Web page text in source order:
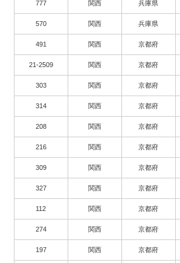
777 関西 兵庫県
570 関西 兵庫県
491 関西 京都府
21-2509 関西 京都府
303 関西 京都府
314 関西 京都府
208 関西 京都府
216 関西 京都府
309 関西 京都府
327 関西 京都府
112 関西 京都府
274 関西 京都府
197 関西 京都府